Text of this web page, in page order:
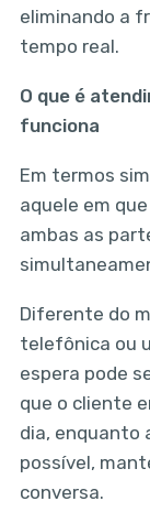
eliminando a
tempo real.
O que é
funciona
Em termos
aquele em
ambas as
Diferente do
telefônica ou
espera pode
que o cliente
dia, enquanto
possível,
conversa.